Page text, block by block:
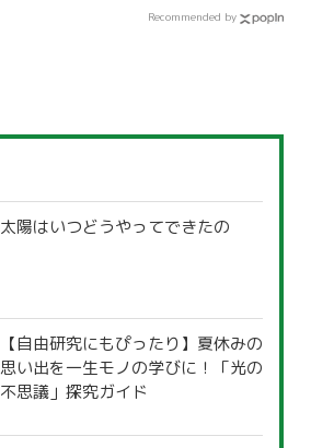
Recommended by
太陽はいつどうやってできたの
【自由研究にもぴったり】夏休みの
思い出を一生モノの学びに！「光の
不思議」探究ガイド